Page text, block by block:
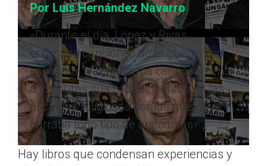
Por Luis Hernández Navarro
«Durante el día, López y Rivas
entonaba canciones de la guerra civil
española, le reclamaba cariñosamente
a los curas sus padecimientos en las
escuelas religiosas por las que pasó y
narraba todo tipo de anécdotas».
Hay libros que condensan experiencias y